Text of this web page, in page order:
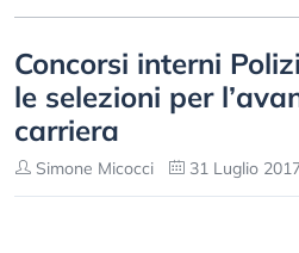
Concorsi interni
le selezioni per
carriera
Simone Micocci 31 Luglio